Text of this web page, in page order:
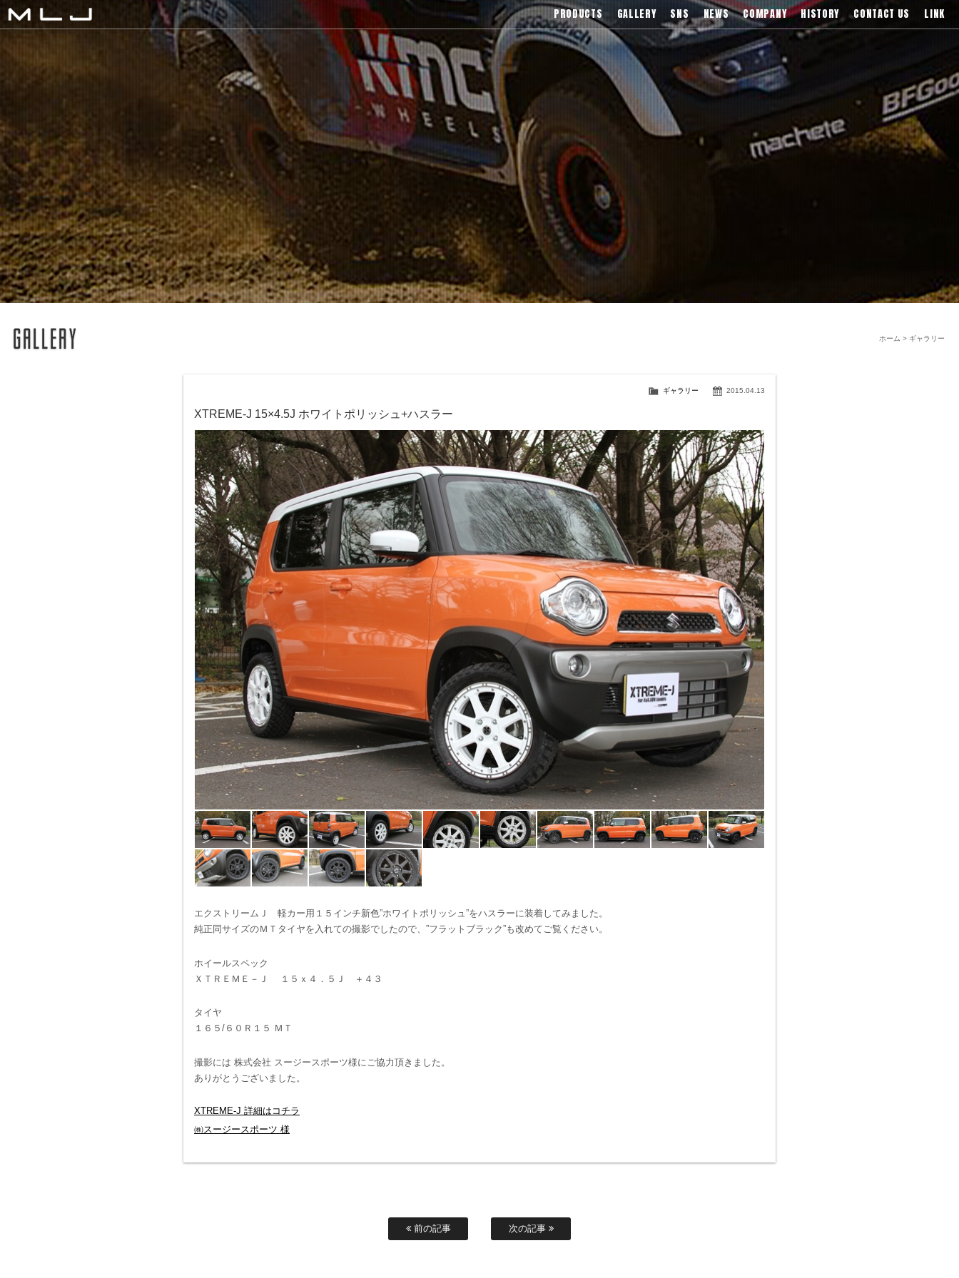
MLJ / Lexani(レクサーニ),Asanti(アサンティ),Wrest(ヴァレスト)などブランドアルミホイールの販売、輸入総代理店
PRODUCTS GALLERY SNS NEWS COMPANY HISTORY CONTACT US LINK
ギャラリー
ホーム >
2015.04.13
ギャラリー
XTREME-J 15×4.5J ホワイトポリッシュ+ハスラー
エクストリームＪ 軽カー用１５インチ新色”ホワイトポリッシュ”をハスラーに装着してみました。
純正同サイズのＭＴタイヤを入れての撮影でしたので、”フラットブラック”も改めてご覧ください。
ホイールスペック
ＸＴＲＥＭＥ－Ｊ １５ｘ４．５Ｊ ＋４３
タイヤ
１６５/６０Ｒ１５ ＭＴ
撮影には 株式会社 スージースポーツ様にご協力頂きました。
ありがとうございました。
XTREME-J 詳細はコチラ
㈱スージースポーツ 様
前の記事 次の記事